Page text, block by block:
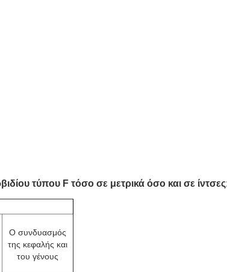
τύπου F τόσο σε μετρικά όσο και σε
Ο συνδυασμός
της κεφαλής και
του γένους